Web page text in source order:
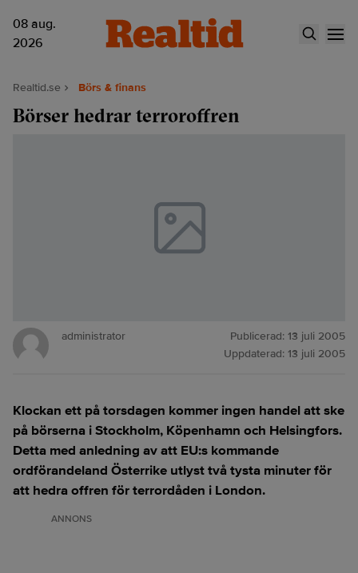
08 aug.
2026
Realtid.se Börs & finans
Börser hedrar terroroffren
administrator Publicerad: 13 juli 2005
Uppdaterad: 13 juli 2005
Klockan ett på torsdagen kommer ingen handel att ske
på börserna i Stockholm, Köpenhamn och Helsingfors.
Detta med anledning av att EU:s kommande
ordförandeland Österrike utlyst två tysta minuter för
att hedra offren för terrordåden i London.
ANNONS